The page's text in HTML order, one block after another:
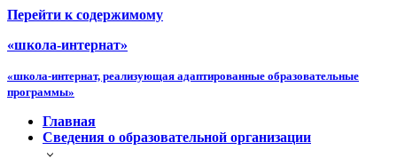
Перейти к содержимому
«школа-интернат»
«школа-интернат, реализующая адаптированные образовательные
программы»
Главная
Сведения о образовательной организации